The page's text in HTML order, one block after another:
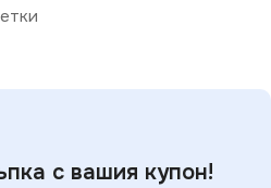
с вашия купон!